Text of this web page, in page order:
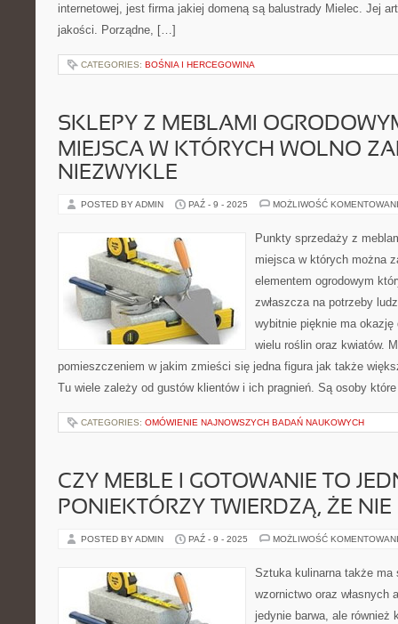
internetowej, jest firma jakiej domeną są balustrady Mielec. Jej
jakości. Porządne, […]
CATEGORIES: BOŚNIA I HERCEGOWINA
SKLEPY Z MEBLAMI
MIEJSCA W KTÓRYCH WOLNO
NIEZWYKLE
POSTED BY ADMIN PAŹ - 9 - 2025 MOŻLIWOŚĆ
Punkty sprzedaży z
miejsca w których można
elementem ogrodowym
zwłaszcza na potrzeby
wybitnie pięknie ma okazję
wielu roślin oraz kwiatów.
pomieszczeniem w jakim zmieści się jedna figura jak także
Tu wiele zależy od gustów klientów i ich pragnień. Są osoby
CATEGORIES: OMÓWIENIE NAJNOWSZYCH BADAŃ NAUKOWYCH
CZY MEBLE I GOTOWANIE TO
PONIEKTÓRZY TWIERDZĄ, ŻE NIE
POSTED BY ADMIN PAŹ - 9 - 2025 MOŻLIWOŚĆ
Sztuka kulinarna także ma
wzornictwo oraz własnych
jedynie barwa, ale również